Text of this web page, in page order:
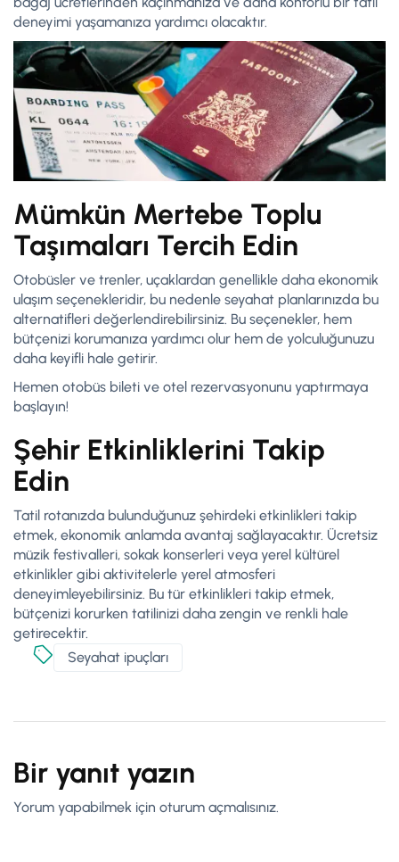
deneyimi yaşamanıza yardımcı olacaktır.
Mümkün Mertebe Toplu
Taşımaları Tercih Edin
Otobüsler ve trenler, uçaklardan genellikle daha ekonomik
ulaşım seçenekleridir, bu nedenle seyahat planlarınızda bu
alternatifleri değerlendirebilirsiniz. Bu seçenekler, hem
bütçenizi korumanıza yardımcı olur hem de yolculuğunuzu
daha keyifli hale getirir.
Hemen otobüs bileti ve otel rezervasyonunu yaptırmaya
başlayın!
Şehir Etkinliklerini Takip
Edin
Tatil rotanızda bulunduğunuz şehirdeki etkinlikleri takip
etmek, ekonomik anlamda avantaj sağlayacaktır. Ücretsiz
müzik festivalleri, sokak konserleri veya yerel kültürel
etkinlikler gibi aktivitelerle yerel atmosferi
deneyimleyebilirsiniz. Bu tür etkinlikleri takip etmek,
bütçenizi korurken tatilinizi daha zengin ve renkli hale
getirecektir.
Seyahat ipuçları
Bir yanıt yazın
Yorum yapabilmek için oturum açmalısınız.